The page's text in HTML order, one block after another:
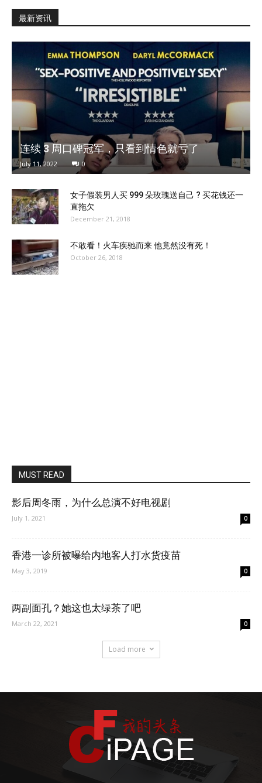
最新资讯
连续 3 周口碑冠军，只看到情色就亏了
July 11, 2022 0
女子假装男人买 999 朵玫瑰送自己 ? 买花钱还一
直拖欠
December 21, 2018
不敢看！火车疾驰而来 他竟然没有死！
October 26, 2018
MUST READ
影后周冬雨，为什么总演不好电视剧
July 1, 2021 0
香港一诊所被曝给内地客人打水货疫苗
May 3, 2019 0
两副面孔？她这也太绿茶了吧
March 22, 2021 0
Load more